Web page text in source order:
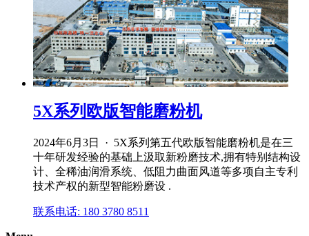
5X系列欧版智能磨粉机
2024年6月3日 · 5X系列第五代欧版智能磨粉机是在三
十年研发经验的基础上汲取新粉磨技术,拥有特别结构设
计、全稀油润滑系统、低阻力曲面风道等多项自主专利
技术产权的新型智能粉磨设 .
联系电话: 180 3780 8511